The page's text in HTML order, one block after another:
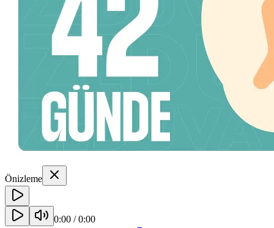
Önizleme
0:00 /0:00